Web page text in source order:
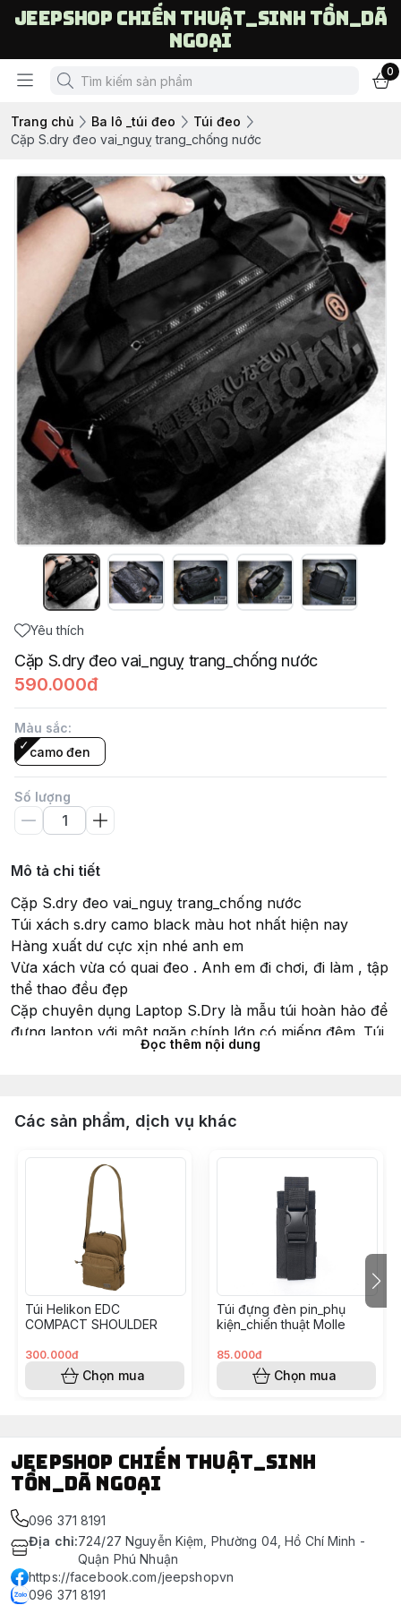
Jeepshop chiến thuật_sinh tồn_dã
ngoại
0
Trang chủ Ba lô _túi đeo
Túi đeo
Cặp S.dry đeo vai_nguỵ trang_chống nước
Yêu thích
Cặp S.dry đeo vai_nguỵ trang_chống nước
590.000đ
Màu sắc:
camo đen
Số lượng
Mô tả chi tiết
Cặp S.dry đeo vai_nguỵ trang_chống nước
Túi xách s.dry camo black màu hot nhất hiện nay
Hàng xuất dư cực xịn nhé anh em
Vừa xách vừa có quai đeo . Anh em đi chơi, đi làm , tập
thể thao đều đẹp
Cặp chuyên dụng Laptop S.Dry là mẫu túi hoàn hảo để
đựng laptop với một ngăn chính lớn có miếng đệm. Túi
trước cặp có khóa zip, dây đeo có khả năng điều chỉnh
laptop như điện thoại, chìa khóa, ví,...
dụng Laptop S.Dry là khả năng chống nước cực tốt,
nhờ vậy mà các vật dụng trong túi được đảm bảo an
- Kích thước: 30cm x 45cm x 10cm
- Chất liệu: 100% polyester chống nước cực tốt
#capdeovai #caplinh #tuideovai #quandoi #nguytra
#linh #cap
Đọc thêm nội dung
Các sản phẩm, dịch vụ khác
Túi Helikon EDC
COMPACT SHOULDER
300.000đ
Chọn mua
Túi đựng đèn pin_phụ
kiện_chiến thuật Molle
85.000đ
Chọn mua
Jeepshop chiến thuật_sinh
tồn_dã ngoại
096 371 8191
Địa chỉ:724/27 Nguyễn Kiệm, Phường 04, Hồ Chí Minh -
Quận Phú Nhuận
https://facebook.com/jeepshopvn
096 371 8191